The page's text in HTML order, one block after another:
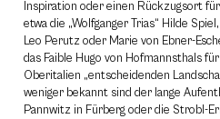
Inspiration oder einen Rückzugsort
etwa die „Wolfganger Trias“ Hilde
Leo Perutz oder Marie von Ebner-
das Faible Hugo von Hofmannsthals
Oberitalien „entscheidenden
weniger bekannt sind der lange
Pannwitz in Fürberg oder die Strobl-